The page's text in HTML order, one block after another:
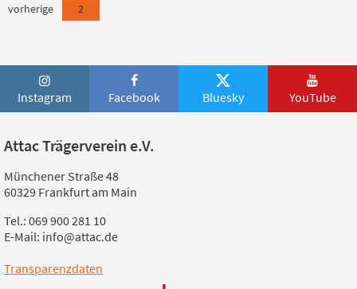
vorherige 2
Instagram Facebook Bluesky YouTube
Attac Trägerverein e.V.
Münchener Straße 48
60329 Frankfurt am Main
Tel.: 069 900 281 10
E-Mail: info@attac.de
Transparenzdaten